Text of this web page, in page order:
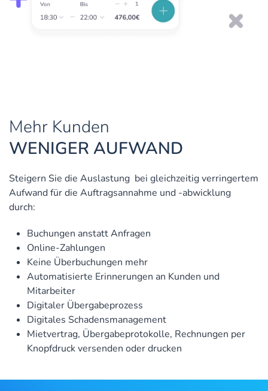
Mehr Kunden
WENIGER AUFWAND
Steigern Sie die Auslastung bei gleichzeitig verringertem
Aufwand für die Auftragsannahme und -abwicklung
durch:
Buchungen anstatt Anfragen
Online-Zahlungen
Keine Überbuchungen mehr
Automatisierte Erinnerungen an Kunden und
Mitarbeiter
Digitaler Übergabeprozess
Digitales Schadensmanagement
Mietvertrag, Übergabeprotokolle, Rechnungen per
Knopfdruck versenden oder drucken